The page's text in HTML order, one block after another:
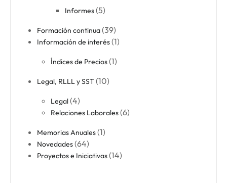
Informes(5)
Formación continua​(39)
Información de interés(1)
Índices de Precios(1)
Legal, RLLL y SST(10)
Legal​(4)
Relaciones Laborales​(6)
Memorias Anuales(1)
Novedades(64)
Proyectos e Iniciativas(14)